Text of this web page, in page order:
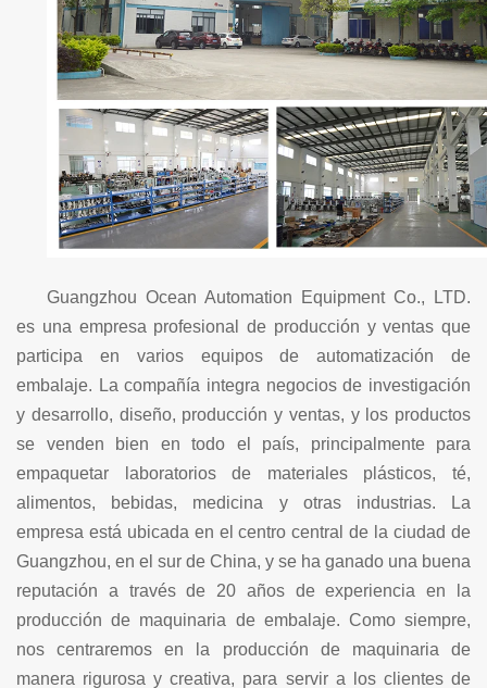
Guangzhou Ocean Automation Equipment Co., LTD.
es una empresa profesional de producción y ventas que
participa en varios equipos de automatización de
embalaje. La compañía integra negocios de investigación
y desarrollo, diseño, producción y ventas, y los productos
se venden bien en todo el país, principalmente para
empaquetar laboratorios de materiales plásticos, té,
alimentos, bebidas, medicina y otras industrias. La
empresa está ubicada en el centro central de la ciudad de
Guangzhou, en el sur de China, y se ha ganado una buena
reputación a través de 20 años de experiencia en la
producción de maquinaria de embalaje. Como siempre,
nos centraremos en la producción de maquinaria de
manera rigurosa y creativa, para servir a los clientes de